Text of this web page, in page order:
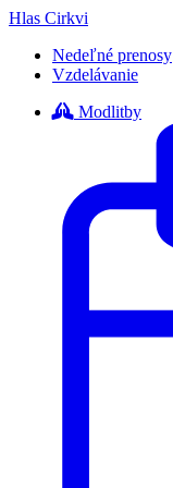
Hlas Cirkvi
Nedeľné prenosy
Vzdelávanie
Modlitby